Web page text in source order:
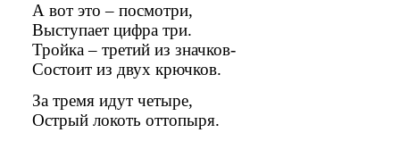
А вот это – посмотри,
Выступает цифра три.
Тройка – третий из значков-
Состоит из двух крючков.
За тремя идут четыре,
Острый локоть оттопыря.